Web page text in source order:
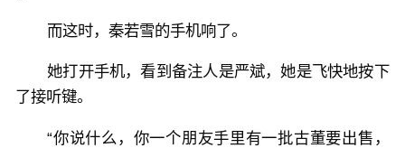
而这时，秦若雪的手机响了。
她打开手机，看到备注人是严斌，她是飞快地按下
了接听键。
“你说什么，你一个朋友手里有一批古董要出售，